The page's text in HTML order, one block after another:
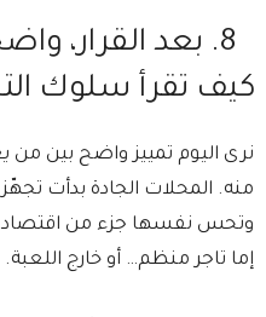
8.⁠ ⁠بعد القرار،
كيف تقرأ سلوك
نرى اليوم تمييز واضح بين من
منه. ⁠المحلات الجادة بدأت
وتحس نفسها جزء من اقتصاد
إما تاجر منظم… أو خارج اللعبة.